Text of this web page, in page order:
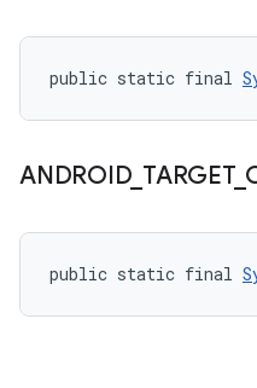
public static final
ANDROID_ TARGET_
public static final